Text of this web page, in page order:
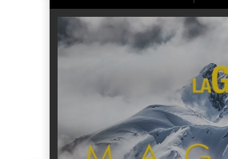
Nuit de la Glisse 2018